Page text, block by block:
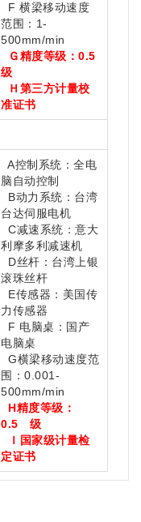
F 横梁移动速度
范围：1-
500mm/min
Ｇ精度等级：0.5
级
Ｈ第三方计量校
准证书
A控制系统：全电
脑自动控制
B动力系统：台湾
台达伺服电机
C减速系统：意大
利摩多利减速机
D丝杆：台湾上银
滚珠丝杆
E传感器：美国传
力传感器
F 电脑桌：国产
电脑桌
G横梁移动速度范
围：0.001-
500mm/min
H精度等级：
0.5 级
Ｉ国家级计量检
定证书